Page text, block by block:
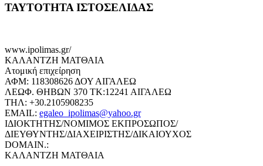
ΤΑΥΤΟΤΗΤΑ ΙΣΤΟΣΕΛΙΔΑΣ
www.ipolimas.gr/
ΚΑΛΑΝΤΖΗ ΜΑΤΘΑΙΑ
Ατομική επιχείρηση
ΑΦΜ: 118308626 ΔΟΥ ΑΙΓΑΛΕΩ
ΛΕΩΦ. ΘΗΒΩΝ 370 ΤΚ:12241 ΑΙΓΑΛΕΩ
ΤΗΛ: +30.2105908235
EMAIL: egaleo_ipolimas@yahoo.gr
ΙΔΙΟΚΤΗΤΗΣ/ΝΟΜΙΜΟΣ ΕΚΠΡΟΣΩΠΟΣ/
ΔΙΕΥΘΥΝΤΗΣ/ΔΙΑΧΕΙΡΙΣΤΗΣ/ΔΙΚΑΙΟΥΧΟΣ
DOMAIN.:
ΚΑΛΑΝΤΖΗ ΜΑΤΘΑΙΑ